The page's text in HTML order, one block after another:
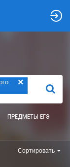
×
НАЙТИ
ПРЕДМЕТЫ ЕГЭ
Сортировать